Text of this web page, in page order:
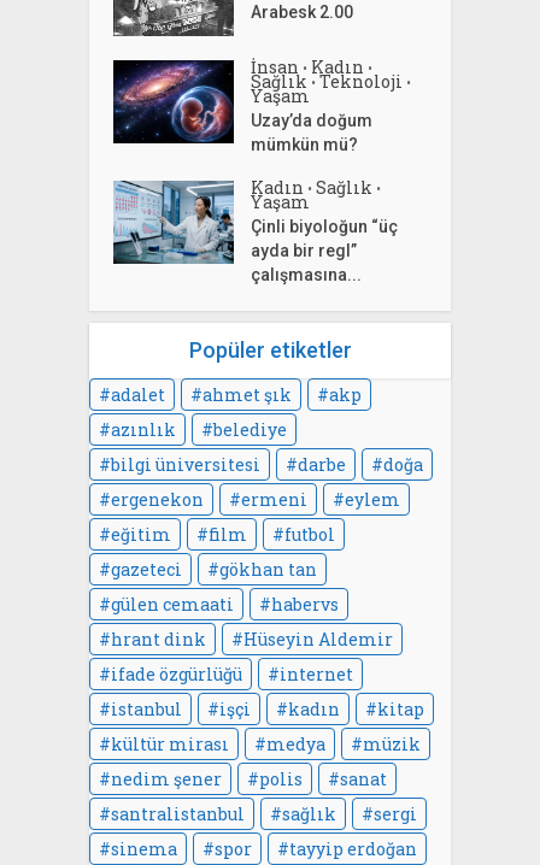
Arabesk 2.00
İnsan • Kadın •
Sağlık • Teknoloji •
Yaşam
Uzay’da doğum
mümkün mü?
Kadın • Sağlık •
Yaşam
Çinli biyoloğun “üç
ayda bir regl”
çalışmasına...
Popüler etiketler
adalet ahmet şık
akp
azınlık
belediye
bilgi üniversitesi
darbe
doğa
ergenekon
ermeni
eylem
eğitim
film
futbol
gazeteci
gökhan tan
gülen cemaati
habervs
hrant dink
Hüseyin Aldemir
ifade özgürlüğü
internet
istanbul
işçi kadın
kitap
kültür mirası
medya
müzik
nedim şener
polis
sanat
santralistanbul
sağlık
sergi
sinema
spor
tayyip erdoğan